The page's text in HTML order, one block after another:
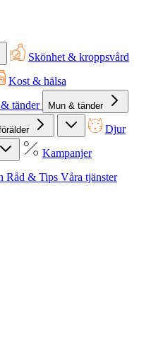
Skönhet & kroppsvård
Kost & hälsa
tänder Mun & tänder
Djur
Kampanjer
Råd & Tips Våra tjänster